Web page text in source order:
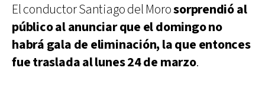
El conductor Santiago del Morosorprendió al
público al anunciar que el domingo no
habrá gala de eliminación, la que entonces
fue traslada al lunes 24 de marzo.